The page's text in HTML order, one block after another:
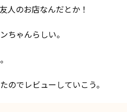
人のお店なんだとか！
ちゃんらしい。
のでレビューしていこう。